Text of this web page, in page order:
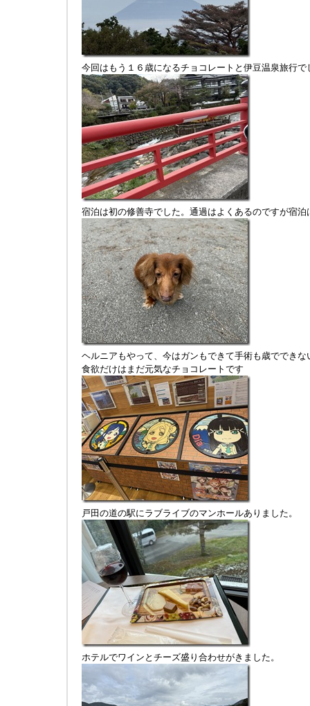
今回はもう１６歳になるチョコレートと伊豆温泉旅行で
宿泊は初の修善寺でした。通過はよくあるのですが宿泊
ヘルニアもやって、今はガンもできて手術も歳でできな
食欲だけはまだ元気なチョコレートです
戸田の道の駅にラブライブのマンホールありました。
ホテルでワインとチーズ盛り合わせがきました。